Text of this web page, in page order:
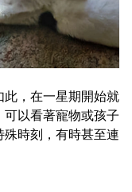
此，在一星期開始就
以看著寵物或孩子
時刻，有時甚至連